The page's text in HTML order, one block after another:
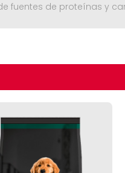
fuentes de proteínas y